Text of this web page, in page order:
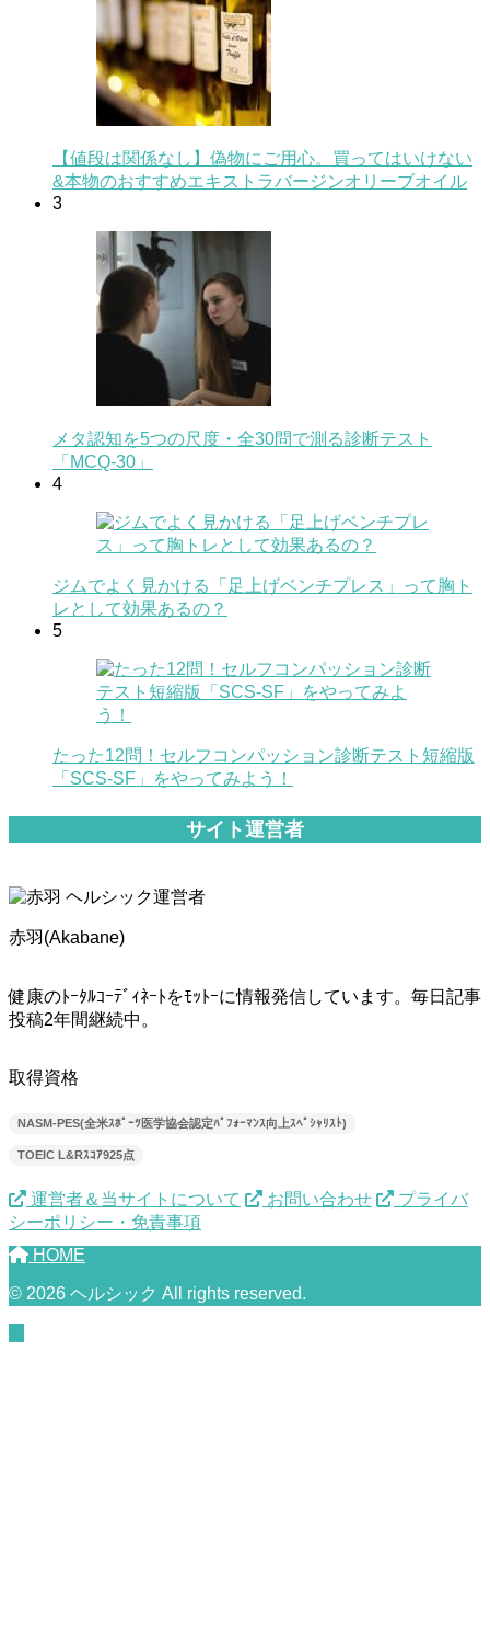
【値段は関係なし】偽物にご用心。買ってはいけない
&本物のおすすめエキストラバージンオリーブオイル
3
メタ認知を5つの尺度・全30問で測る診断テスト
「MCQ-30」
4
ジムでよく見かける「足上げベンチプレス」って胸ト
レとして効果あるの？
5
たった12問！セルフコンパッション診断テスト短縮版
「SCS-SF」をやってみよう！
サイト運営者
赤羽(Akabane)
健康のﾄｰﾀﾙｺｰﾃﾞｨﾈｰﾄをﾓｯﾄｰに情報発信しています。毎日記事
投稿2年間継続中。
取得資格
NASM-PES(全米ｽﾎﾟｰﾂ医学協会認定ﾊﾟﾌｫｰﾏﾝｽ向上ｽﾍﾟｼｬﾘｽﾄ)
TOEIC L&Rｽｺｱ925点
運営者＆当サイトについて お問い合わせ
プライバ
シーポリシー・免責事項
HOME
© 2026 ヘルシック All rights reserved.